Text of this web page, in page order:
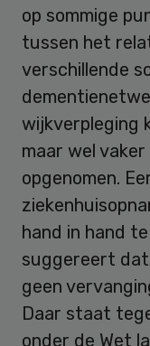
op sommige
tussen het
verschillende
wijkverpleging
maar wel
opgenomen.
hand in hand
suggereert dat
geen
Daar staat
onder de Wet